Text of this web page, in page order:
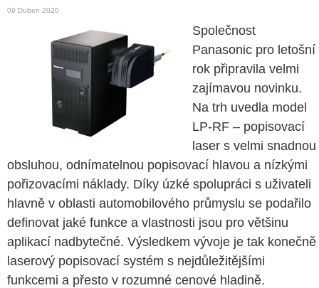
09 Duben 2020
Společnost
Panasonic pro letošní
rok připravila velmi
zajímavou novinku.
Na trh uvedla model
LP-RF – popisovací
laser s velmi snadnou
obsluhou, odnímatelnou popisovací hlavou a nízkými
pořizovacími náklady. Díky úzké spolupráci s uživateli
hlavně v oblasti automobilového průmyslu se podařilo
definovat jaké funkce a vlastnosti jsou pro většinu
aplikací nadbytečné. Výsledkem vývoje je tak konečně
laserový popisovací systém s nejdůležitějšími
funkcemi a přesto v rozumné cenové hladině.